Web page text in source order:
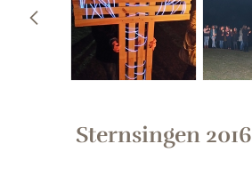
Sternsingen 2016